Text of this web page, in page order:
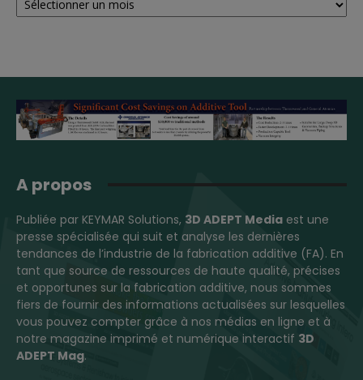
A propos
Publiée par KEYMAR Solutions, 3D ADEPT Media est une
presse spécialisée qui suit et analyse les dernières
tendances de l’industrie de la fabrication additive (FA). En
tant que source de ressources de haute qualité, précises
et opportunes sur la fabrication additive, nous sommes
fiers de fournir des informations actualisées sur lesquelles
vous pouvez compter grâce à nos médias en ligne et à
notre magazine imprimé et numérique interactif 3D
ADEPT Mag.